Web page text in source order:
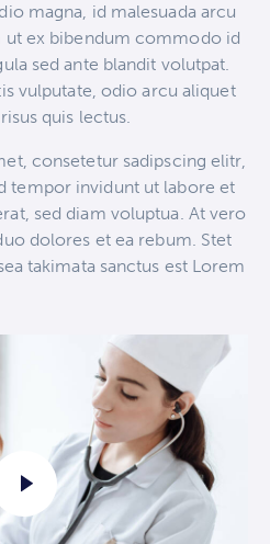
magna, id malesuada arcu
ut ex bibendum commodo id
sed ante blandit volutpat.
vulputate, odio arcu aliquet
quis lectus.
consetetur sadipscing elitr,
tempor invidunt ut labore et
sed diam voluptua. At vero
dolores et ea rebum. Stet
takimata sanctus est Lorem